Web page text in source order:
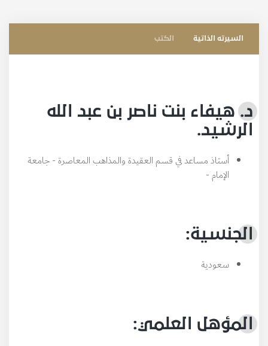
السيرته الذاتية الكتب
د. هيفاء بنت ناصر بن عبد الله
الرشيد.
أستاذ مساعد في قسم العقيدة والمذاهب المعاصرة - جامعة
الإمام -
الجنسية:
سعودية
المؤهل العلمي: